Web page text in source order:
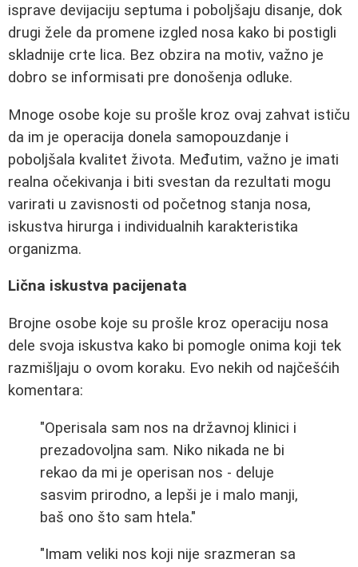
isprave devijaciju septuma i poboljšaju disanje, dok
drugi žele da promene izgled nosa kako bi postigli
skladnije crte lica. Bez obzira na motiv, važno je
dobro se informisati pre donošenja odluke.
Mnoge osobe koje su prošle kroz ovaj zahvat ističu
da im je operacija donela samopouzdanje i
poboljšala kvalitet života. Međutim, važno je imati
realna očekivanja i biti svestan da rezultati mogu
varirati u zavisnosti od početnog stanja nosa,
iskustva hirurga i individualnih karakteristika
organizma.
Lična iskustva pacijenata
Brojne osobe koje su prošle kroz operaciju nosa
dele svoja iskustva kako bi pomogle onima koji tek
razmišljaju o ovom koraku. Evo nekih od najčešćih
komentara:
"Operisala sam nos na državnoj klinici i
prezadovoljna sam. Niko nikada ne bi
rekao da mi je operisan nos - deluje
sasvim prirodno, a lepši je i malo manji,
baš ono što sam htela."
"Imam veliki nos koji nije srazmeran sa